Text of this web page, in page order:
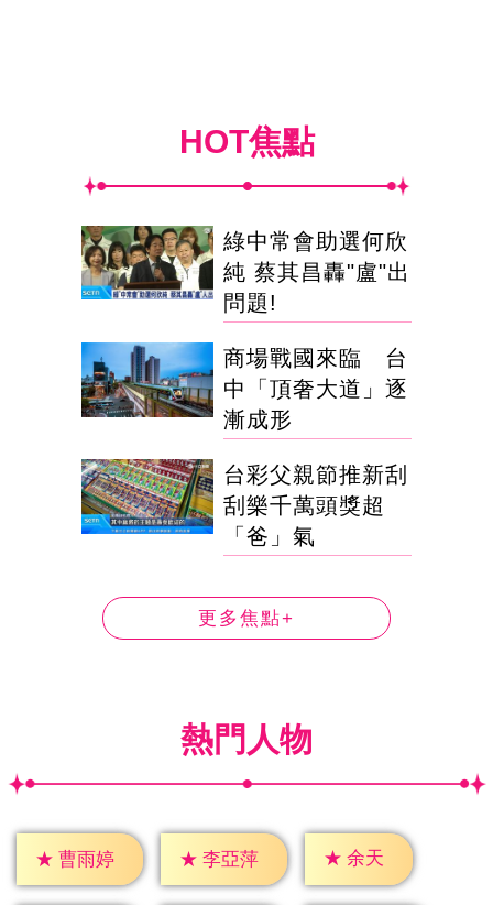
HOT焦點
綠中常會助選何欣
純 蔡其昌轟"盧"出
問題!
商場戰國來臨 台
中「頂奢大道」逐
漸成形
台彩父親節推新刮
刮樂千萬頭獎超
「爸」氣
更多焦點+
熱門人物
★ 曹雨婷 ★ 李亞萍 ★ 余天